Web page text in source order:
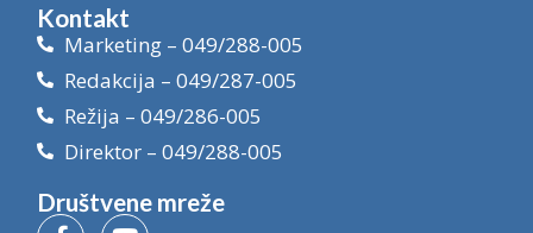
Kontakt
Marketing – 049/288-005
Redakcija – 049/287-005
Režija – 049/286-005
Direktor – 049/288-005
Društvene mreže